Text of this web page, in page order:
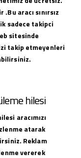
aracı sınırsız
sadece takipci
sitesinde
takip etmeyenleri
hilesi
aracımızı
atarak
Reklam
vererek